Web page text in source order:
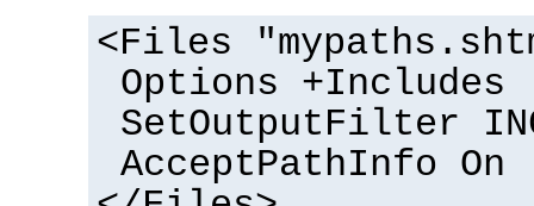
<Files
Options +Includes
SetOutputFilter
AcceptPathInfo On